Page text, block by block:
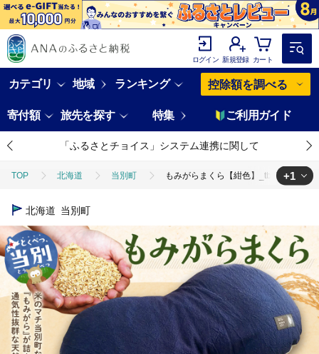
ログイン 新規登録 カート
カテゴリ 地域 ランキング 控除額を調べる
寄付額 旅先を探す 特集 ご利用ガイド
「ふるさとチョイス」システム連携に関して
TOP 北海道 当別町 もみがらまくら【紺色】_tb27-005
TOP
+1
北海道 当別町